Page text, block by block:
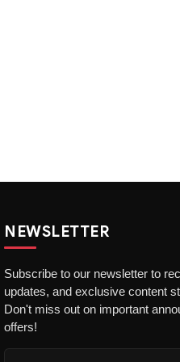
NEWSLETTER
Subscribe to our newsletter to
updates, and exclusive content
Don't miss out on important
offers!